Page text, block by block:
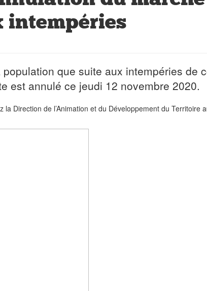
intempéries
que suite aux intempéries de
est annulé ce jeudi 12 novembre 2020.
Direction de l’Animation et du Développement du Territoire